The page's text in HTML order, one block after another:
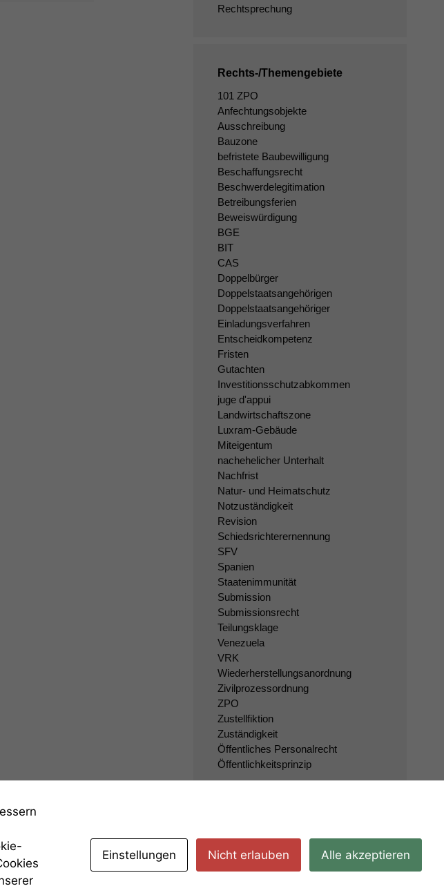
Rechtsprechung
Rechts-/Themengebiete
101 ZPO
Anfechtungsobjekte
Ausschreibung
Bauzone
befristete Baubewilligung
Beschaffungsrecht
Beschwerdelegitimation
Betreibungsferien
Beweiswürdigung
BGE
BIT
CAS
Doppelbürger
Doppelstaatsangehörigen
Doppelstaatsangehöriger
Einladungsverfahren
Entscheidkompetenz
Fristen
Gutachten
Investitionsschutzabkommen
juge d'appui
Landwirtschaftszone
Luxram-Gebäude
Miteigentum
nachehelicher Unterhalt
Nachfrist
Natur- und Heimatschutz
Notzuständigkeit
Revision
Schiedsrichterernennung
SFV
Spanien
Staatenimmunität
Submission
Submissionsrecht
Teilungsklage
Venezuela
VRK
Wiederherstellungsanordnung
Zivilprozessordnung
ZPO
Zustellfiktion
Zuständigkeit
Öffentliches Personalrecht
Öffentlichkeitsprinzip
Einstellungen Nicht erlauben Alle akzeptieren
Einige
dieser Website
sind optional.
Wenn Sie
diese Option